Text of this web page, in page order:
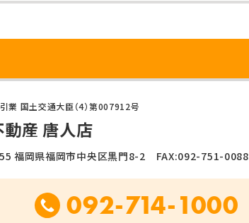
業 国土交通大臣（4）第007912号
産 唐人店
福岡県福岡市中央区黒門8-2 FAX:092-751-0088
092-714-1000